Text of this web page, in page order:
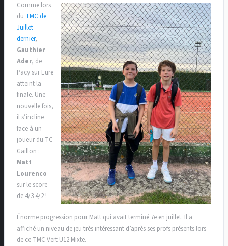
Comme lors
du TMC de
Juillet
dernier,
Gauthier
Ader, de
Pacy sur Eure
atteint la
finale. Une
nouvelle fois,
il s’incline
face à un
joueur du TC
Gaillon :
Matt
Lourenco
sur le score
de 4/3 4/2 !
Énorme progression pour Matt qui avait terminé 7e en juillet. Il a
affiché un niveau de jeu très intéressant d’après ses profs présents lors
de ce TMC Vert U12 Mixte.